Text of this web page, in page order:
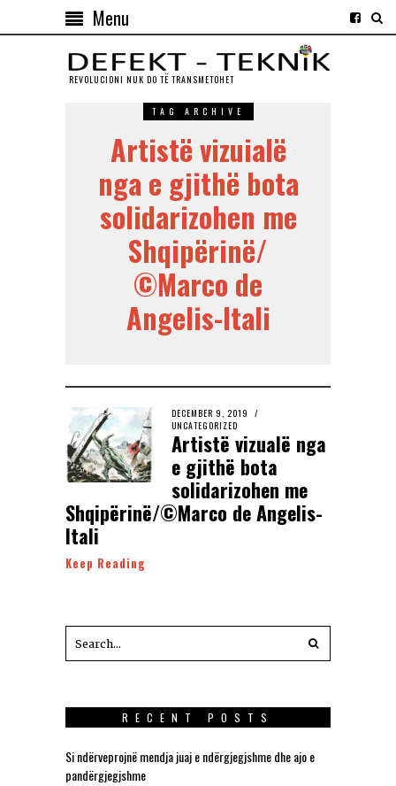
Menu
REVOLUCIONI NUK DO TЁ TRANSMETOHET
TAG ARCHIVE
Artistë vizuialë
nga e gjithë bota
solidarizohen me
Shqipërinë/
©Marco de
Angelis-Itali
DECEMBER 9, 2019
UNCATEGORIZED
Artistë vizualë nga
e gjithë bota
solidarizohen me
Shqipërinë/©Marco de Angelis-
Itali
Keep Reading
RECENT POSTS
Si ndërveprojnë mendja juaj e ndërgjegjshme dhe ajo e
pandërgjegjshme